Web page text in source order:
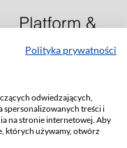
Polityka prywatności
odwiedzających,
spersonalizowanych treści i
na stronie internetowej. Aby
których używamy, otwórz